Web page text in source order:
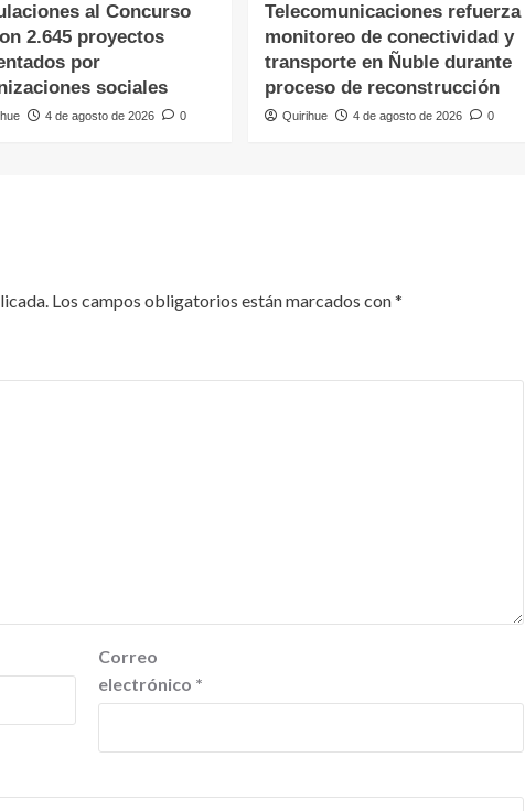
al Concurso
2.645 proyectos
por
sociales
4 de agosto de 2026 0
Telecomunicaciones refuerza
monitoreo de conectividad y
transporte en Ñuble durante
proceso de reconstrucción
Quirihue 4 de agosto de 2026 0
Los campos obligatorios están marcados con*
Correo
electrónico *